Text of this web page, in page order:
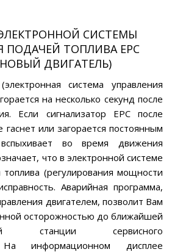
СИСТЕМЫ
ПОДАЧЕЙ ТОПЛИВА ЕРС
ДВИГАТЕЛЬ)
система управления
на несколько секунд после
Если сигнализатор ЕРС после
гаснет или загорается постоянным
во время движения
что в электронной системе
(регулирования мощности
Аварийная программа,
двигателем, позволит Вам
осторожностью до ближайшей
станции сервисного
На информационном дисплее